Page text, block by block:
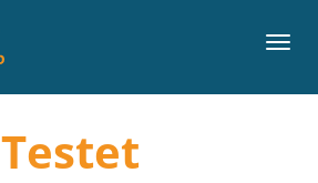
Meny
Testet